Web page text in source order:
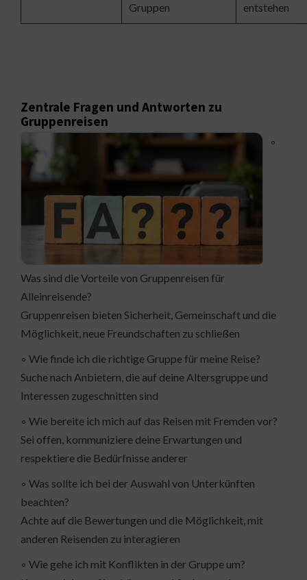
Gruppen
entstehen
Zentrale Fragen und Antworten zu
Gruppenreisen
◦
Was sind die Vorteile von Gruppenreisen für
Alleinreisende?
Gruppenreisen bieten Sicherheit, Gemeinschaft und die
Möglichkeit, neue Freundschaften zu schließen
◦ Wie finde ich die richtige Gruppe für meine Reise?
Suche nach Anbietern, die auf deine Altersgruppe und
Interessen zugeschnitten sind
◦ Wie bereite ich mich auf das Reisen mit Fremden vor?
Sei offen, kommuniziere deine Erwartungen und
respektiere die Bedürfnisse anderer
◦ Was sollte ich bei der Auswahl von Unterkünften
beachten?
Achte auf die Bewertungen und die Möglichkeit, mit
anderen Reisenden zu interagieren
◦ Wie gehe ich mit Konflikten in der Gruppe um?